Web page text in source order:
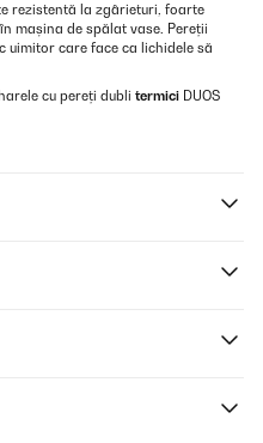
rezistentă la zgârieturi, foarte
mașina de spălat vase. Pereții
uimitor care face ca lichidele să
cu pereți dubli termici DUOS